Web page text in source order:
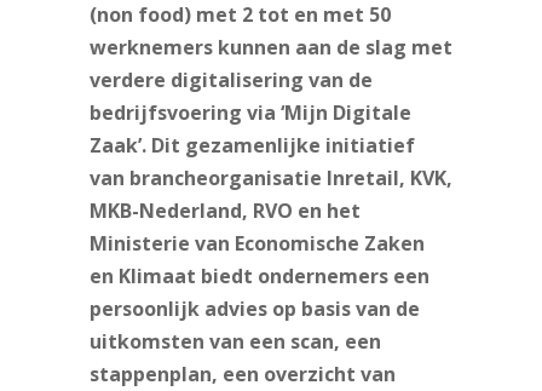
(non food) met 2 tot en met 50
werknemers kunnen aan de slag met
verdere digitalisering van de
bedrijfsvoering via ‘Mijn Digitale
Zaak’. Dit gezamenlijke initiatief
van brancheorganisatie Inretail, KVK,
MKB-Nederland, RVO en het
Ministerie van Economische Zaken
en Klimaat biedt ondernemers een
persoonlijk advies op basis van de
uitkomsten van een scan, een
stappenplan, een overzicht van